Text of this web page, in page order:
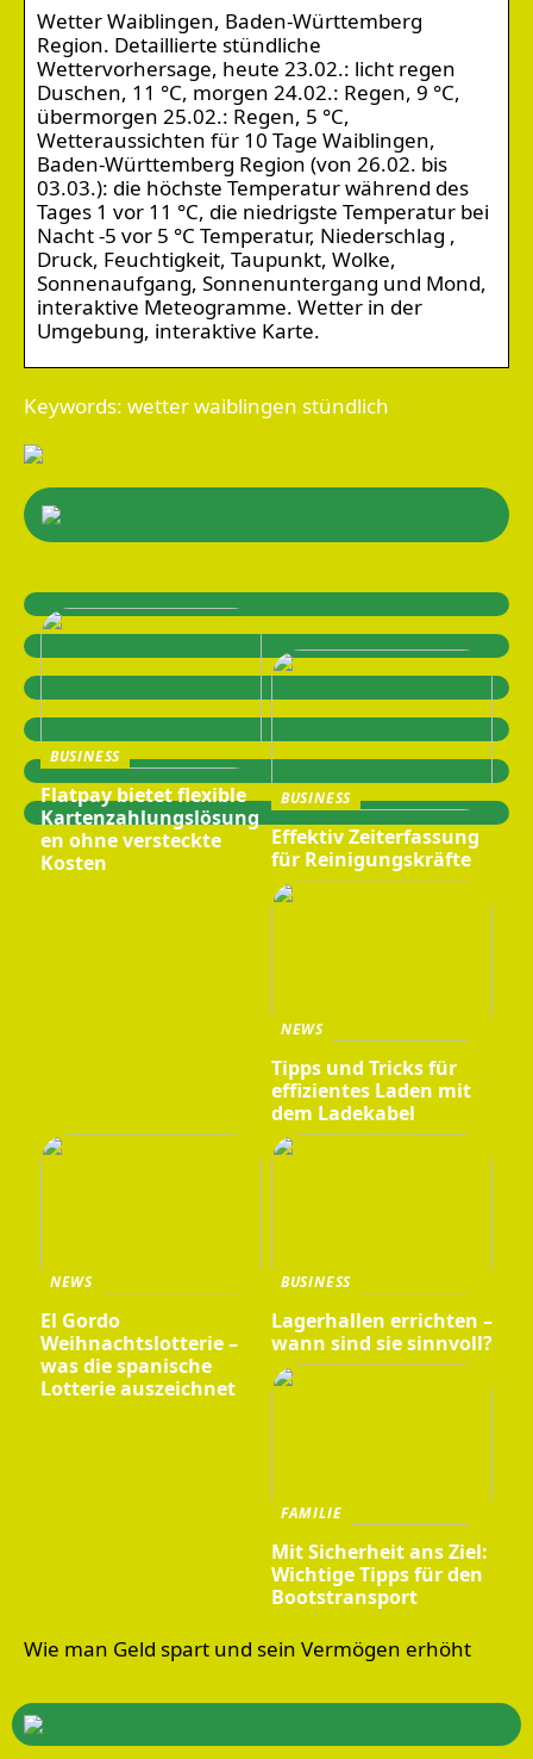
Wetter Waiblingen, Baden-Württemberg
Region. Detaillierte stündliche
Wettervorhersage, heute 23.02.: licht regen
Duschen, 11 °C, morgen 24.02.: Regen, 9 °C,
übermorgen 25.02.: Regen, 5 °C,
Wetteraussichten für 10 Tage Waiblingen,
Baden-Württemberg Region (von 26.02. bis
03.03.): die höchste Temperatur während des
Tages 1 vor 11 °C, die niedrigste Temperatur bei
Nacht -5 vor 5 °C Temperatur, Niederschlag ,
Druck, Feuchtigkeit, Taupunkt, Wolke,
Sonnenaufgang, Sonnenuntergang und Mond,
interaktive Meteogramme. Wetter in der
Umgebung, interaktive Karte.
Keywords: wetter waiblingen stündlich
BUSINESS
Flatpay bietet flexible
Kartenzahlungslösung
en ohne versteckte
Kosten
BUSINESS
Effektiv Zeiterfassung
für Reinigungskräfte
NEWS
Tipps und Tricks für
effizientes Laden mit
dem Ladekabel
NEWS
El Gordo
Weihnachtslotterie –
was die spanische
Lotterie auszeichnet
BUSINESS
Lagerhallen errichten –
wann sind sie sinnvoll?
FAMILIE
Mit Sicherheit ans Ziel:
Wichtige Tipps für den
Bootstransport
Wie man Geld spart und sein Vermögen erhöht